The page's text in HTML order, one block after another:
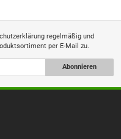
regelmäßig und
per E-Mail zu.
Abonnieren